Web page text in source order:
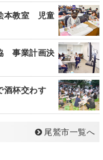
本教室 児童
事業計画決
杯交わす
尾鷲市一覧へ